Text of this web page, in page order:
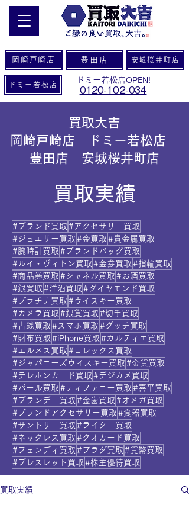
岡崎戸崎店 豊田店 安城桜井町店
ドミー若松店
ドミー若松店OPEN!
0120-102-034
買取大吉
岡崎戸崎店 ドミー若松店
豊田店 安城桜井町店
買取実績
#ブランド買取 #アクセサリー買取
#ジュエリー買取 #金買取 #貴金属買取
#腕時計買取 #ブランドバッグ買取
#ルイ・ヴィトン買取 #金券買取 #指輪買取
#商品券買取 #シャネル買取 #お酒買取
#銀買取 #洋酒買取 #ダイヤモンド買取
#プラチナ買取 #ウイスキー買取
#カメラ買取 #銀貨買取 #切手買取
#古銭買取 #スマホ買取 #グッチ買取
#財布買取 #iPhone買取 #カルティエ買取
#エルメス買取 #ロレックス買取
#ジャパニーズウイスキー買取 #金貨買取
#テレホンカード買取 #デジカメ買取
#パール買取 #ティファニー買取 #喜平買取
#ブランデー買取 #金歯買取 #オメガ買取
#ブランドアクセサリー買取 #食器買取
#サントリー買取 #ライター買取
#ネックレス買取 #クオカード買取
#フェンディ買取 #プラダ買取 #貨幣買取
#ブレスレット買取 #株主優待買取
買取実績